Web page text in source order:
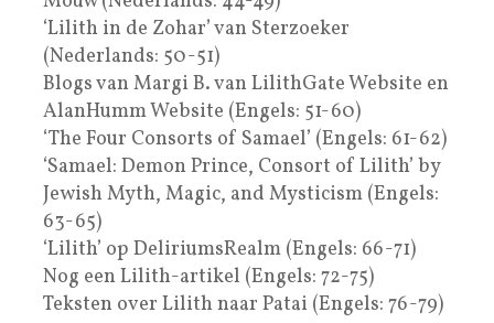
‘Lilith in de Zohar’ van Sterzoeker
(Nederlands: 50-51)
Blogs van Margi B. van LilithGate Website en
AlanHumm Website (Engels: 51-60)
‘The Four Consorts of Samael’ (Engels: 61-62)
‘Samael: Demon Prince, Consort of Lilith’ by
Jewish Myth, Magic, and Mysticism (Engels:
63-65)
‘Lilith’ op DeliriumsRealm (Engels: 66-71)
Nog een Lilith-artikel (Engels: 72-75)
Teksten over Lilith naar Patai (Engels: 76-79)